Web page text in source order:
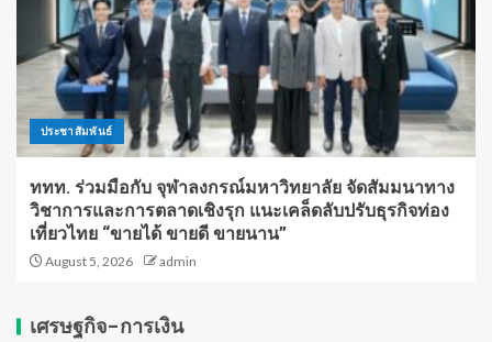
ประชาสัมพันธ์
ททท. ร่วมมือกับ จุฬาลงกรณ์มหาวิทยาลัย จัดสัมมนาทาง
วิชาการและการตลาดเชิงรุก แนะเคล็ดลับปรับธุรกิจท่อง
เที่ยวไทย “ขายได้ ขายดี ขายนาน”
August 5, 2026 admin
เศรษฐกิจ-การเงิน